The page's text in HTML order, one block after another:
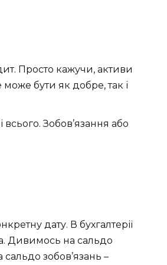
Просто кажучи, активи
може бути як добре, так і
Зобов’язання або
дату. В бухгалтерії
Дивимось на сальдо
зобов’язань –